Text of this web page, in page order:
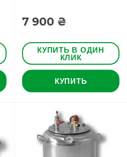
7 900 ₴
КУПИТЬ В ОДИН
КЛИК
КУПИТЬ